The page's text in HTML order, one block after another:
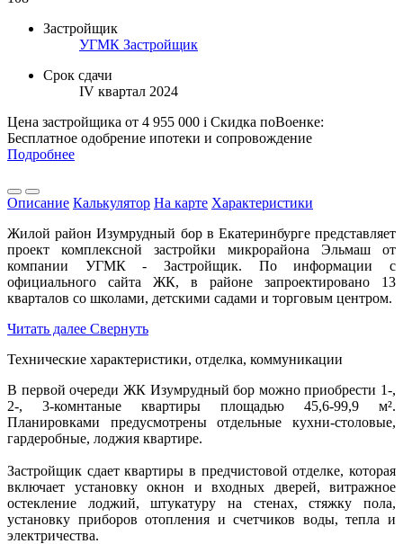
Застройщик
УГМК Застройщик
Срок сдачи
IV квартал 2024
Цена застройщика от 4 955 000 i Скидка поВоенке:
Бесплатное одобрение ипотеки и сопровождение
Подробнее
Описание Калькулятор На карте Характеристики
Жилой район Изумрудный бор в Екатеринбурге представляет
проект комплексной застройки микрорайона Эльмаш от
компании УГМК - Застройщик. По информации с
официального сайта ЖК, в районе запроектировано 13
кварталов со школами, детскими садами и торговым центром.
Читать далее Свернуть
Технические характеристики, отделка, коммуникации
В первой очереди ЖК Изумрудный бор можно приобрести 1-,
2-, 3-комнтаные квартиры площадью 45,6-99,9 м².
Планировками предусмотрены отдельные кухни-столовые,
гардеробные, лоджия квартире.
Застройщик сдает квартиры в предчистовой отделке, которая
включает установку окнон и входных дверей, витражное
остекление лоджий, штукатуру на стенах, стяжку пола,
установку приборов отопления и счетчиков воды, тепла и
электричества.